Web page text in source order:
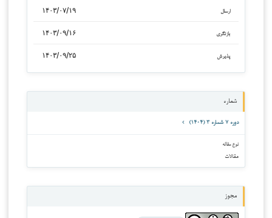
ارسال ۱۴۰۳/۰۷/۱۹
بازنگری ۱۴۰۳/۰۹/۱۶
پذیرش ۱۴۰۳/۰۹/۲۵
شماره
دوره ۷ شماره ۳ (۱۴۰۴)
نوع مقاله
مقالات
مجوز